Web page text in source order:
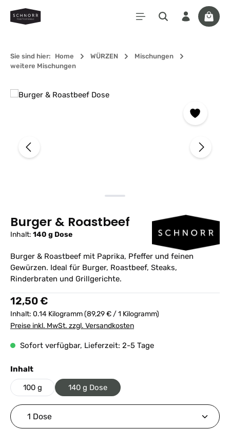
Zum Hauptinhalt springen
Sie sind hier: Home WÜRZEN
Mischungen
weitere Mischungen
Bildergalerie überspringen
Burger & Roastbeef
Inhalt: 140 g Dose
Burger & Roastbeef mit Paprika, Pfeffer und feinen
Gewürzen. Ideal für Burger, Roastbeef, Steaks,
Rinderbraten und Grillgerichte.
Regulärer Preis:
12,50 €
Inhalt: 0.14 Kilogramm(89,29 € / 1 Kilogramm)
Preise inkl. MwSt. zzgl. Versandkosten
Sofort verfügbar, Lieferzeit: 2-5 Tage
Inhaltauswählen
100 g 140 g Dose
Produkt Anzahl: Gib den gewünschten Wert ein